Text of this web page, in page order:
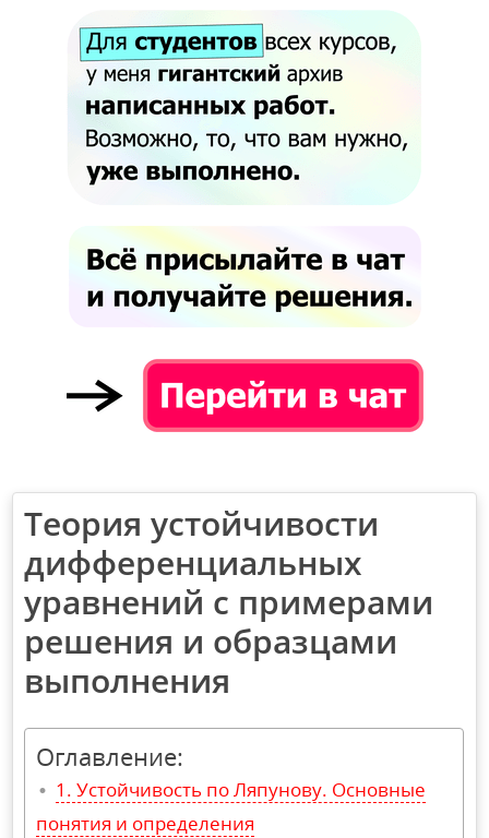
Теория устойчивости
дифференциальных
уравнений с примерами
решения и образцами
выполнения
Оглавление:
Устойчивость по Ляпунову. Основные
понятия и определения